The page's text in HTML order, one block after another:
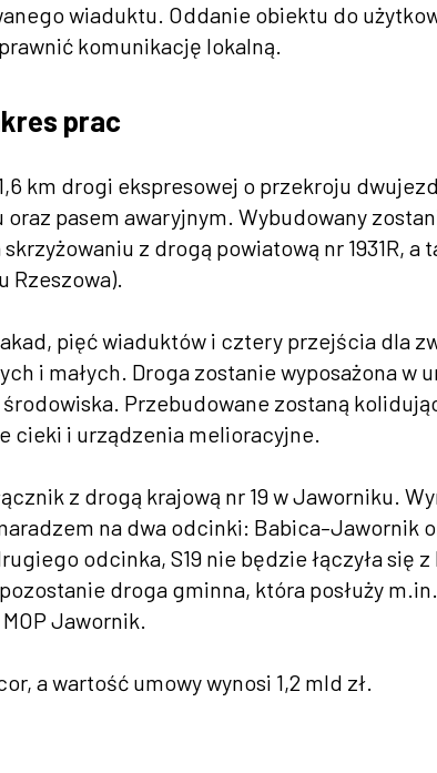
wiaduktu. Oddanie obiektu do
komunikację lokalną.
prac
km drogi ekspresowej o przekroju
oraz pasem awaryjnym. Wybudowany
z drogą powiatową nr 1931R, a
Rzeszowa).
pięć wiaduktów i cztery przejścia dla
i małych. Droga zostanie wyposażona w
Przebudowane zostaną
cieki i urządzenia melioracyjne.
z drogą krajową nr 19 w Jaworniku.
na dwa odcinki: Babica–Jawornik
odcinka, S19 nie będzie łączyła się z
droga gminna, która posłuży
Jawornik.
a wartość umowy wynosi 1,2 mld zł.